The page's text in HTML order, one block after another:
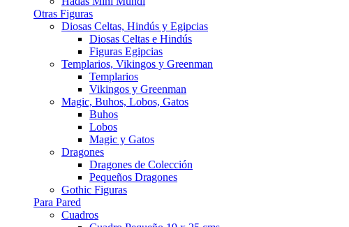
Otras Figuras
Diosas Celtas, Hindús y Egipcias
Diosas Celtas e Hindús
Figuras Egipcias
Templarios, Vikingos y Greenman
Templarios
Vikingos y Greenman
Magic, Buhos, Lobos, Gatos
Buhos
Lobos
Magic y Gatos
Dragones
Dragones de Colección
Pequeños Dragones
Gothic Figuras
Para Pared
Cuadros